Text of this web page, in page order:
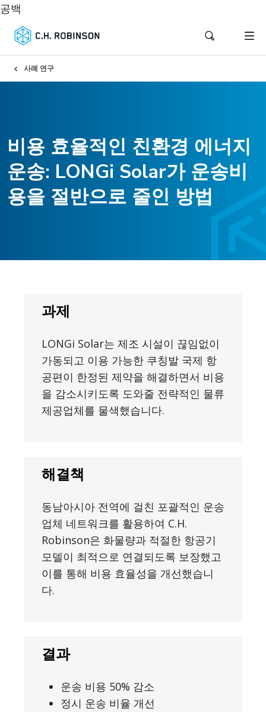
공백
사례 연구
비용 효율적인 친환경 에너지
운송: LONGi Solar가 운송비
용을 절반으로 줄인 방법
과제
LONGi Solar는 제조 시설이 끊임없이
가동되고 이용 가능한 쿠칭발 국제 항
공편이 한정된 제약을 해결하면서 비용
을 감소시키도록 도와줄 전략적인 물류
제공업체를 물색했습니다.
해결책
동남아시아 전역에 걸친 포괄적인 운송
업체 네트워크를 활용하여 C.H.
Robinson은 화물량과 적절한 항공기
모델이 최적으로 연결되도록 보장했고
이를 통해 비용 효율성을 개선했습니
다.
결과
운송 비용 50% 감소
정시 운송 비율 개선